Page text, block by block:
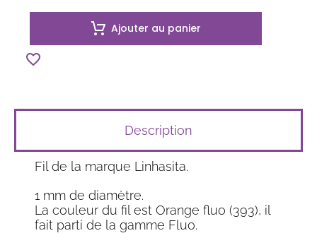
Ajouter au panier
Description
Fil de la marque Linhasita.
1 mm de diamètre.
La couleur du fil est Orange fluo (393), il
fait parti de la gamme Fluo.